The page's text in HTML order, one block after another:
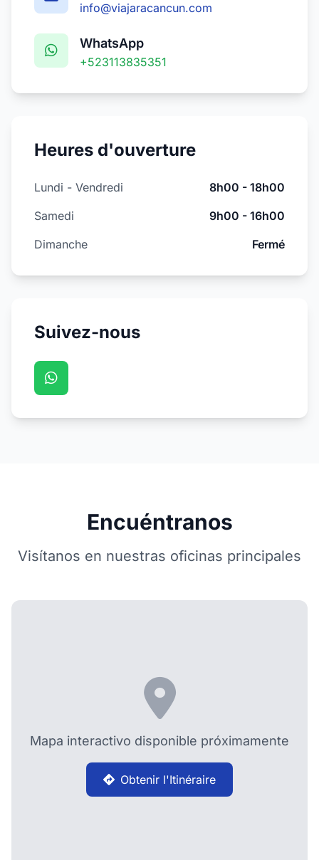
info@viajaracancun.com
WhatsApp
+523113835351
Heures d'ouverture
Lundi - Vendredi
8h00 - 18h00
Samedi
9h00 - 16h00
Dimanche
Fermé
Suivez-nous
Encuéntranos
Visítanos en nuestras oficinas principales
Mapa interactivo disponible próximamente
Obtenir l'Itinéraire